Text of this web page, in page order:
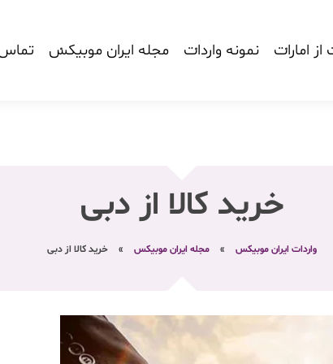
از امارات نمونه واردات مجله ایران موبیکس تماس
خرید کالا از دبی
واردات ایران موبیکس » مجله ایران موبیکس » خرید کالا از دبی